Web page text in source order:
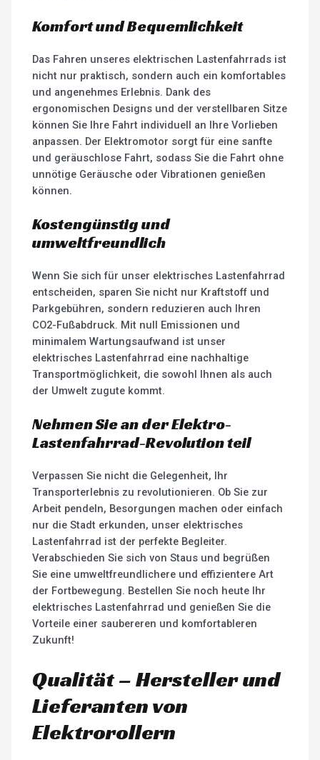
Komfort und Bequemlichkeit
Das Fahren unseres elektrischen Lastenfahrrads ist
nicht nur praktisch, sondern auch ein komfortables
und angenehmes Erlebnis. Dank des
ergonomischen Designs und der verstellbaren Sitze
können Sie Ihre Fahrt individuell an Ihre Vorlieben
anpassen. Der Elektromotor sorgt für eine sanfte
und geräuschlose Fahrt, sodass Sie die Fahrt ohne
unnötige Geräusche oder Vibrationen genießen
können.
Kostengünstig und
umweltfreundlich
Wenn Sie sich für unser elektrisches Lastenfahrrad
entscheiden, sparen Sie nicht nur Kraftstoff und
Parkgebühren, sondern reduzieren auch Ihren
CO2-Fußabdruck. Mit null Emissionen und
minimalem Wartungsaufwand ist unser
elektrisches Lastenfahrrad eine nachhaltige
Transportmöglichkeit, die sowohl Ihnen als auch
der Umwelt zugute kommt.
Nehmen Sie an der Elektro-
Lastenfahrrad-Revolution teil
Verpassen Sie nicht die Gelegenheit, Ihr
Transporterlebnis zu revolutionieren. Ob Sie zur
Arbeit pendeln, Besorgungen machen oder einfach
nur die Stadt erkunden, unser elektrisches
Lastenfahrrad ist der perfekte Begleiter.
Verabschieden Sie sich von Staus und begrüßen
Sie eine umweltfreundlichere und effizientere Art
der Fortbewegung. Bestellen Sie noch heute Ihr
elektrisches Lastenfahrrad und genießen Sie die
Vorteile einer saubereren und komfortableren
Zukunft!
Qualität – Hersteller und
Lieferanten von
Elektrorollern